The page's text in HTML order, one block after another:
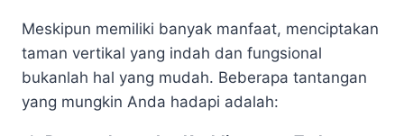
Meskipun memiliki banyak manfaat, menciptakan
taman vertikal yang indah dan fungsional
bukanlah hal yang mudah. Beberapa tantangan
yang mungkin Anda hadapi adalah: